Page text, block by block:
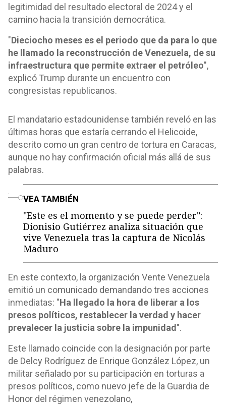
legitimidad del resultado electoral de 2024 y el
camino hacia la transición democrática.
"Dieciocho meses es el periodo que da para lo que
he llamado la reconstrucción de Venezuela, de su
infraestructura que permite extraer el petróleo",
explicó Trump durante un encuentro con
congresistas republicanos.
El mandatario estadounidense también reveló en las
últimas horas que estaría cerrando el Helicoide,
descrito como un gran centro de tortura en Caracas,
aunque no hay confirmación oficial más allá de sus
palabras.
VEA TAMBIÉN
"Este es el momento y se puede perder":
Dionisio Gutiérrez analiza situación que
vive Venezuela tras la captura de Nicolás
Maduro
En este contexto, la organización Vente Venezuela
emitió un comunicado demandando tres acciones
inmediatas: "Ha llegado la hora de liberar a los
presos políticos, restablecer la verdad y hacer
prevalecer la justicia sobre la impunidad ".
Este llamado coincide con la designación por parte
de Delcy Rodríguez de Enrique González López, un
militar señalado por su participación en torturas a
presos políticos, como nuevo jefe de la Guardia de
Honor del régimen venezolano,